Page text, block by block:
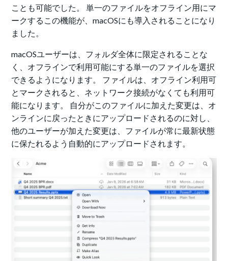
ことも可能でした。 単一のファイルをオフライン用にマ
ークするこの機能が、macOSにも導入されることになり
ました。
macOSユーザーは、フォルダ全体に限定されることな
く、オフラインで利用可能にする単一のファイルを選択
できるようになります。 ファイルは、オフライン利用可
とマークされると、ネットワーク接続がなくても利用可
能になります。 自分がこのファイルに加えた変更は、オ
ンラインに戻ったときにアップロードされるのに対し、
他のユーザーが加えた変更は、ファイルが常に最新状態
に保たれるよう自動的にアップロードされます。